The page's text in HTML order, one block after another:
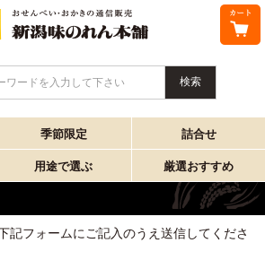
ワードを入力して下さい
季節限定 詰合せ
用途で選ぶ 厳選おすすめ
記フォームにご記入のうえ送信してくださ